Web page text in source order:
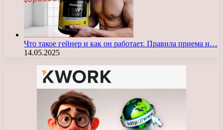
Что такое гейнер и как он работает. Правила приема и…
14.05.2025